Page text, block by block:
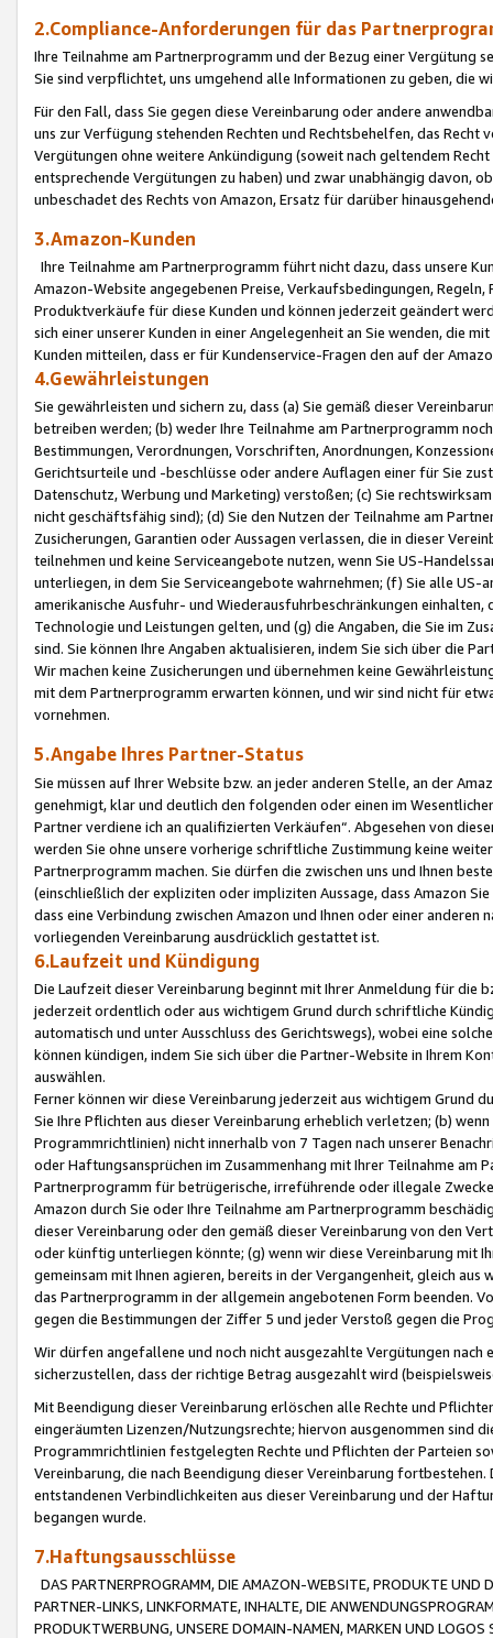
2.Compliance-Anforderungen für das
Ihre Teilnahme am Partnerprogramm und der Bezug einer Vergütung
Sie sind verpflichtet, uns umgehend alle Informationen zu geben, die
Für den Fall, dass Sie gegen diese Vereinbarung oder andere
uns zur Verfügung stehenden Rechten und Rechtsbehelfen, das
Vergütungen ohne weitere Ankündigung (soweit nach geltendem
entsprechende Vergütungen zu haben) und zwar unabhängig davon,
unbeschadet des Rechts von Amazon, Ersatz für darüber
3.Amazon-Kunden
Ihre Teilnahme am Partnerprogramm führt nicht dazu, dass unsere
Amazon-Website angegebenen Preise, Verkaufsbedingungen,
Produktverkäufe für diese Kunden und können jederzeit geändert
sich einer unserer Kunden in einer Angelegenheit an Sie wenden, die
Kunden mitteilen, dass er für Kundenservice-Fragen den auf der
4.Gewährleistungen
Sie gewährleisten und sichern zu, dass (a) Sie gemäß dieser
betreiben werden; (b) weder Ihre Teilnahme am Partnerprogramm
Bestimmungen, Verordnungen, Vorschriften, Anordnungen,
Gerichtsurteile und -beschlüsse oder andere Auflagen einer für Sie
Datenschutz, Werbung und Marketing) verstoßen; (c) Sie
nicht geschäftsfähig sind); (d) Sie den Nutzen der Teilnahme am
Zusicherungen, Garantien oder Aussagen verlassen, die in dieser
teilnehmen und keine Serviceangebote nutzen, wenn Sie US-
unterliegen, in dem Sie Serviceangebote wahrnehmen; (f) Sie alle
amerikanische Ausfuhr- und Wiederausfuhrbeschränkungen
Technologie und Leistungen gelten, und (g) die Angaben, die Sie im
sind. Sie können Ihre Angaben aktualisieren, indem Sie sich über die
Wir machen keine Zusicherungen und übernehmen keine
mit dem Partnerprogramm erwarten können, und wir sind nicht für
vornehmen.
5.Angabe Ihres Partner-Status
Sie müssen auf Ihrer Website bzw. an jeder anderen Stelle, an der
genehmigt, klar und deutlich den folgenden oder einen im
Partner verdiene ich an qualifizierten Verkäufen“. Abgesehen von
werden Sie ohne unsere vorherige schriftliche Zustimmung keine
Partnerprogramm machen. Sie dürfen die zwischen uns und Ihnen
(einschließlich der expliziten oder impliziten Aussage, dass Amazon
dass eine Verbindung zwischen Amazon und Ihnen oder einer
vorliegenden Vereinbarung ausdrücklich gestattet ist.
6.Laufzeit und Kündigung
Die Laufzeit dieser Vereinbarung beginnt mit Ihrer Anmeldung für die
jederzeit ordentlich oder aus wichtigem Grund durch schriftliche
automatisch und unter Ausschluss des Gerichtswegs), wobei eine
können kündigen, indem Sie sich über die Partner-Website in Ihrem
auswählen.
Ferner können wir diese Vereinbarung jederzeit aus wichtigem Grund
Sie Ihre Pflichten aus dieser Vereinbarung erheblich verletzen; (b)
Programmrichtlinien) nicht innerhalb von 7 Tagen nach unserer
oder Haftungsansprüchen im Zusammenhang mit Ihrer Teilnahme am
Partnerprogramm für betrügerische, irreführende oder illegale
Amazon durch Sie oder Ihre Teilnahme am Partnerprogramm
dieser Vereinbarung oder den gemäß dieser Vereinbarung von den
oder künftig unterliegen könnte; (g) wenn wir diese Vereinbarung mit
gemeinsam mit Ihnen agieren, bereits in der Vergangenheit, gleich
das Partnerprogramm in der allgemein angebotenen Form beenden.
gegen die Bestimmungen der Ziffer 5 und jeder Verstoß gegen die
Wir dürfen angefallene und noch nicht ausgezahlte Vergütungen
sicherzustellen, dass der richtige Betrag ausgezahlt wird
Mit Beendigung dieser Vereinbarung erlöschen alle Rechte und
eingeräumten Lizenzen/Nutzungsrechte; hiervon ausgenommen sind
Programmrichtlinien festgelegten Rechte und Pflichten der Parteien
Vereinbarung, die nach Beendigung dieser Vereinbarung
entstandenen Verbindlichkeiten aus dieser Vereinbarung und der
begangen wurde.
7.Haftungsausschlüsse
DAS PARTNERPROGRAMM, DIE AMAZON-WEBSITE, PRODUKTE UND
PARTNER-LINKS, LINKFORMATE, INHALTE, DIE
PRODUKTWERBUNG, UNSERE DOMAIN-NAMEN, MARKEN UND